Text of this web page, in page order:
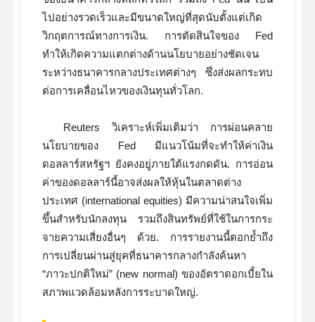
ไปอย่างรวดเร็วและมีขนาดใหญ่ที่สุดนับตั้งแต่เกิด
วิกฤตการณ์ทางการเงิน. การตัดสินใจของ Fed
ทำให้เกิดความแตกต่างด้านนโยบายอย่างชัดเจน
ระหว่างธนาคารกลางประเทศต่างๆ ซึ่งส่งผลกระทบ
ต่อการเคลื่อนไหวของเงินทุนทั่วโลก.
Reuters วิเคราะห์เพิ่มเติมว่า การผ่อนคลาย
นโยบายของ Fed มีแนวโน้มที่จะทำให้ค่าเงิน
ดอลลาร์สหรัฐฯ ยังคงอยู่ภายใต้แรงกดดัน. การอ่อน
ค่าของดอลลาร์นี้อาจส่งผลให้หุ้นในตลาดต่าง
ประเทศ (international equities) มีความน่าสนใจเพิ่ม
ขึ้นสำหรับนักลงทุน รวมถึงสินทรัพย์ที่ใช้ในการกระ
จายความเสี่ยงอื่นๆ ด้วย. การรายงานนี้ตอกย้ำถึง
การเปลี่ยนผ่านสู่ยุคที่ธนาคารกลางกำลังค้นหา
“ภาวะปกติใหม่” (new normal) ของอัตราดอกเบี้ยใน
สภาพแวดล้อมหลังการระบาดใหญ่.